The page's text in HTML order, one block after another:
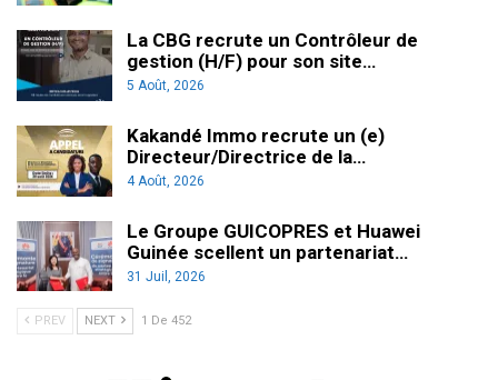
La CBG recrute un Contrôleur de
gestion (H/F) pour son site…
5 Août, 2026
Kakandé Immo recrute un (e)
Directeur/Directrice de la…
4 Août, 2026
Le Groupe GUICOPRES et Huawei
Guinée scellent un partenariat…
31 Juil, 2026
PREV NEXT 1 De 452